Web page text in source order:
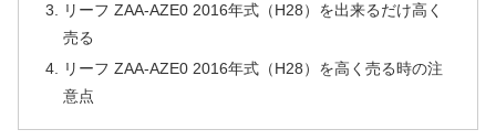
リーフ ZAA-AZE0 2016年式（H28）を出来るだけ高く
売る
リーフ ZAA-AZE0 2016年式（H28）を高く売る時の注
意点